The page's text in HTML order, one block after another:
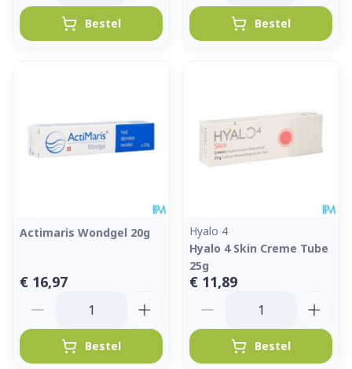
Bestel Bestel
Actimaris Wondgel 20g
€ 16,97
Bestel
Hyalo 4
Hyalo 4 Skin Creme Tube
25g
€ 11,89
Bestel